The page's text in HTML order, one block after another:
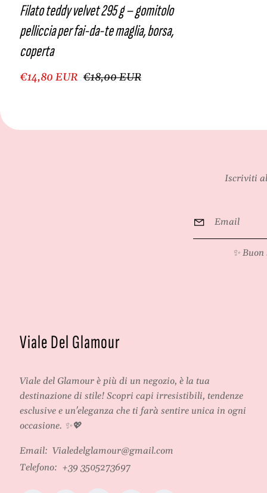
Filato teddy velvet 295 g – gomitolo
pelliccia per fai-da-te maglia, borsa,
coperta
€14,80 EUR €18,00 EUR
Iscriviti
*
✨
Viale Del Glamour
Viale del Glamour è più di un negozio, è la tua
destinazione di stile! Scopri capi irresistibili, tendenze
esclusive e un'eleganza che ti farà sentire unica in ogni
occasione. ✨💖
Email: Vialedelglamour@gmail.com
Telefono: +39 3505273697